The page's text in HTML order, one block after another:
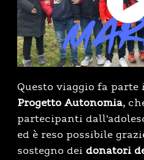
Questo viaggio fa
Progetto Autonomia,
partecipanti
ed è reso possibile
sostegno dei donatori